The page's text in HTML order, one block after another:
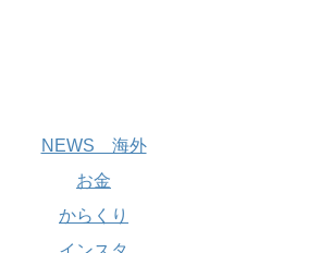
NEWS 海外
お金
からくり